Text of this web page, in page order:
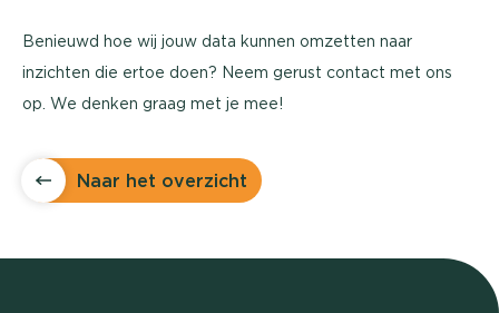
Benieuwd hoe wij jouw data kunnen omzetten naar
inzichten die ertoe doen? Neem gerust contact met ons
op. We denken graag met je mee!
Naar het overzicht